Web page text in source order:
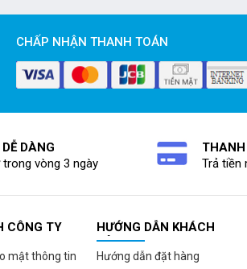
CHẤP NHẬN THANH TOÁN
DÀNG
trong vòng 3 ngày
Trả tiền
CÔNG TY
mật thông tin
HƯỚNG DẪN KHÁCH
HÀNG
Hướng dẫn đặt hàng